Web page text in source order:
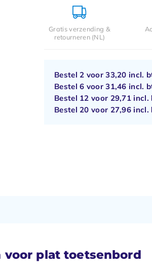
Gratis verzending &
retourneren (NL)
Bestel 2 voor33,20 incl.
Bestel 6 voor31,46 incl.
Bestel 12 voor 29,71 incl.
Bestel 20 voor 27,96 incl.
plat toetsenbord